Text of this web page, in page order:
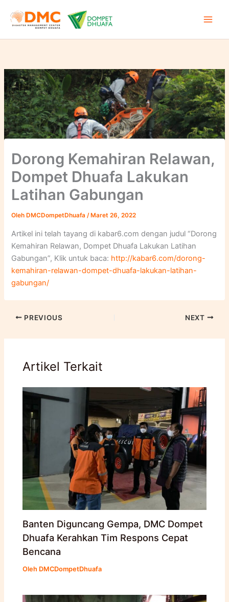
Dorong Kemahiran Relawan,
Dompet Dhuafa Lakukan
Latihan Gabungan
Oleh DMCDompetDhuafa/ Maret 26, 2022
Artikel ini telah tayang di kabar6.com dengan judul “Dorong
Kemahiran Relawan, Dompet Dhuafa Lakukan Latihan
Gabungan”, Klik untuk baca: http://kabar6.com/dorong-
kemahiran-relawan-dompet-dhuafa-lakukan-latihan-
gabungan/
PREVIOUS NEXT
Artikel Terkait
Banten Diguncang Gempa, DMC Dompet
Dhuafa Kerahkan Tim Respons Cepat
Bencana
Oleh DMCDompetDhuafa